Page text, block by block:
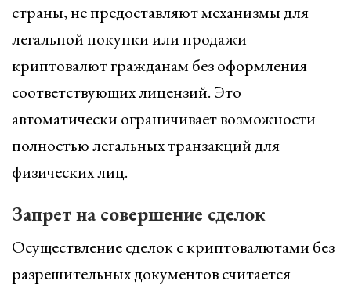
страны, не предоставляют механизмы для
легальной покупки или продажи
криптовалют гражданам без оформления
соответствующих лицензий. Это
автоматически ограничивает возможности
полностью легальных транзакций для
физических лиц.
Запрет на совершение сделок
Осуществление сделок с криптовалютами без
разрешительных документов считается